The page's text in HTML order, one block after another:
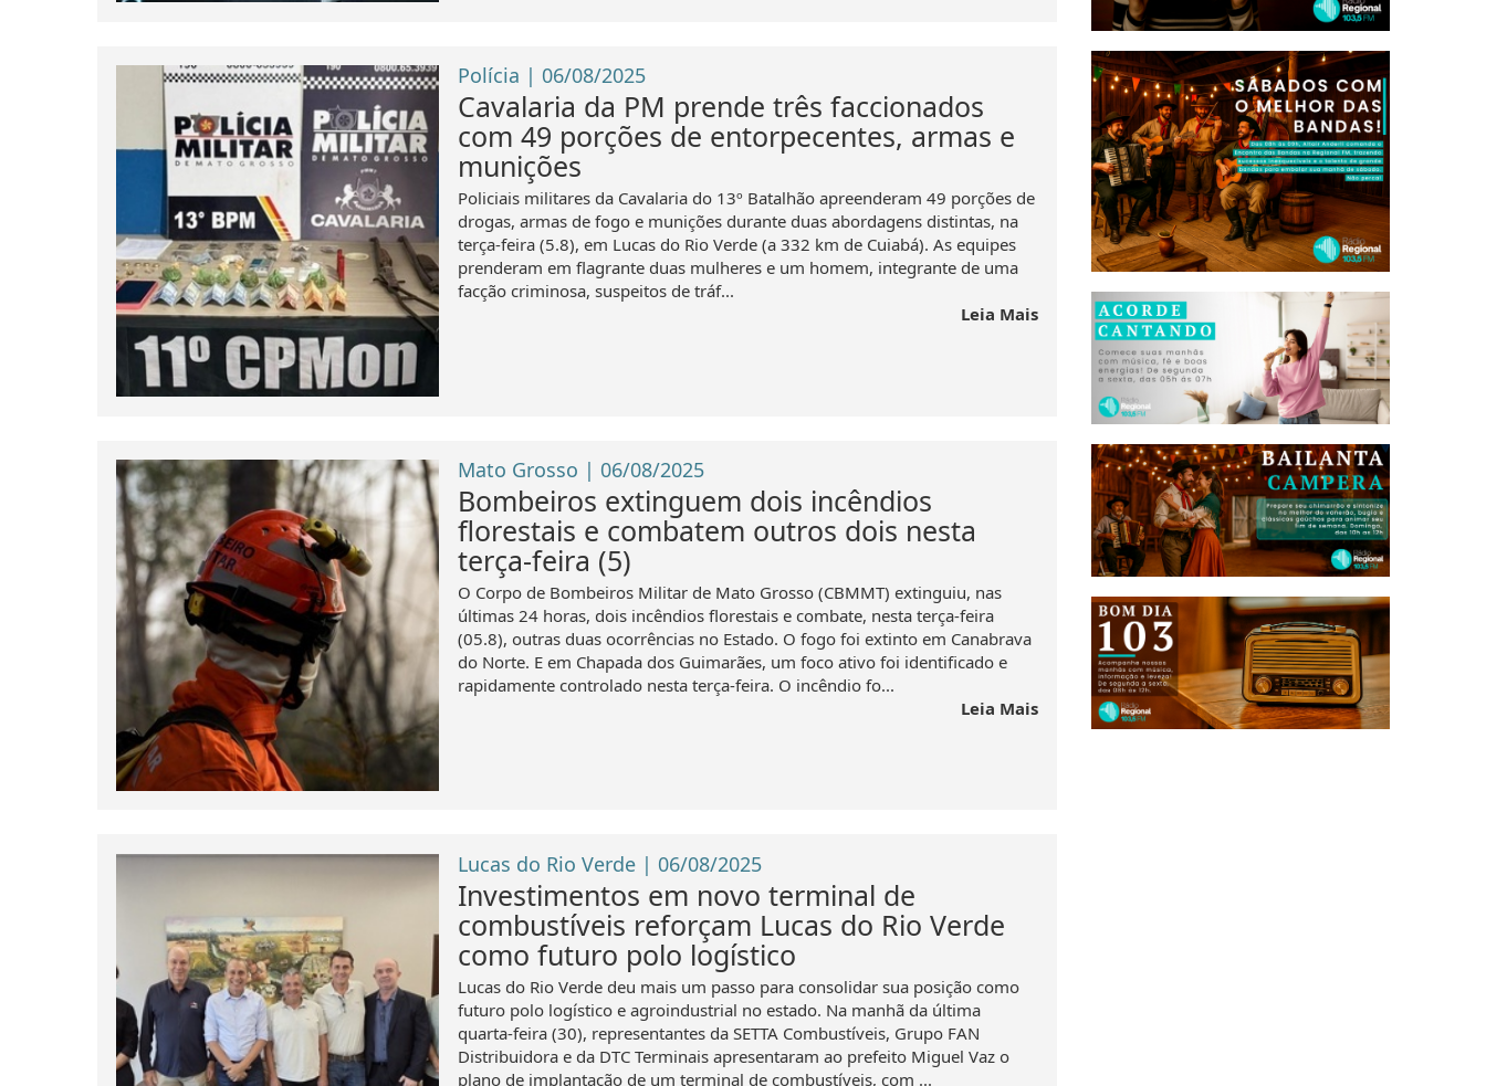
Polícia | 06/08/2025
Cavalaria da PM prende três faccionados
com 49 porções de entorpecentes, armas e
munições
Policiais militares da Cavalaria do 13º Batalhão apreenderam 49 porções de
drogas, armas de fogo e munições durante duas abordagens distintas, na
terça-feira (5.8), em Lucas do Rio Verde (a 332 km de Cuiabá). As equipes
prenderam em flagrante duas mulheres e um homem, integrante de uma
facção criminosa, suspeitos de tráf...
Leia Mais
Mato Grosso | 06/08/2025
Bombeiros extinguem dois incêndios
florestais e combatem outros dois nesta
terça-feira (5)
O Corpo de Bombeiros Militar de Mato Grosso (CBMMT) extinguiu, nas
últimas 24 horas, dois incêndios florestais e combate, nesta terça-feira
(05.8), outras duas ocorrências no Estado. O fogo foi extinto em Canabrava
do Norte. E em Chapada dos Guimarães, um foco ativo foi identificado e
rapidamente controlado nesta terça-feira. O incêndio fo...
Leia Mais
Lucas do Rio Verde | 06/08/2025
Investimentos em novo terminal de
combustíveis reforçam Lucas do Rio Verde
como futuro polo logístico
Lucas do Rio Verde deu mais um passo para consolidar sua posição como
futuro polo logístico e agroindustrial no estado. Na manhã da última
quarta-feira (30), representantes da SETTA Combustíveis, Grupo FAN
Distribuidora e da DTC Terminais apresentaram ao prefeito Miguel Vaz o
plano de implantação de um terminal de combustíveis, com ...